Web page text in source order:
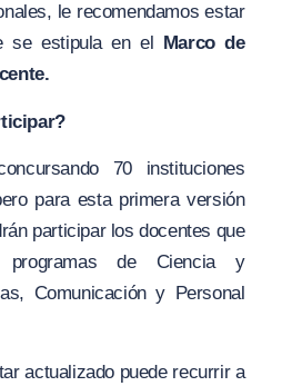
le recomendamos estar
se estipula en el
Marco de
70 instituciones
para esta primera versión
participar los docentes que
de Ciencia y
Comunicación y Personal
actualizado puede recurrir a